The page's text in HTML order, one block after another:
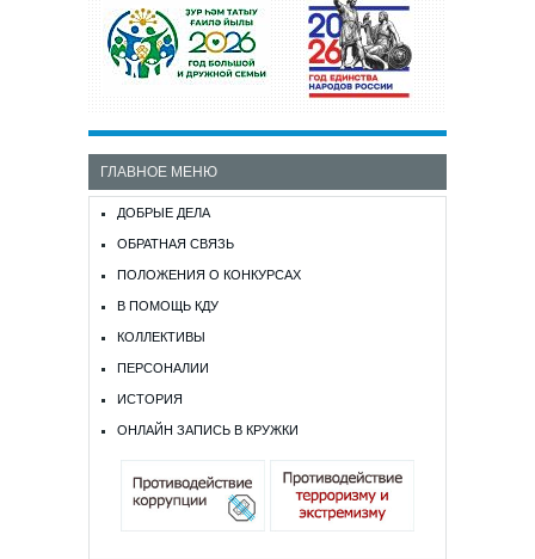
ГЛАВНОЕ МЕНЮ
ДОБРЫЕ ДЕЛА
ОБРАТНАЯ СВЯЗЬ
ПОЛОЖЕНИЯ О КОНКУРСАХ
В ПОМОЩЬ КДУ
КОЛЛЕКТИВЫ
ПЕРСОНАЛИИ
ИСТОРИЯ
ОНЛАЙН ЗАПИСЬ В КРУЖКИ